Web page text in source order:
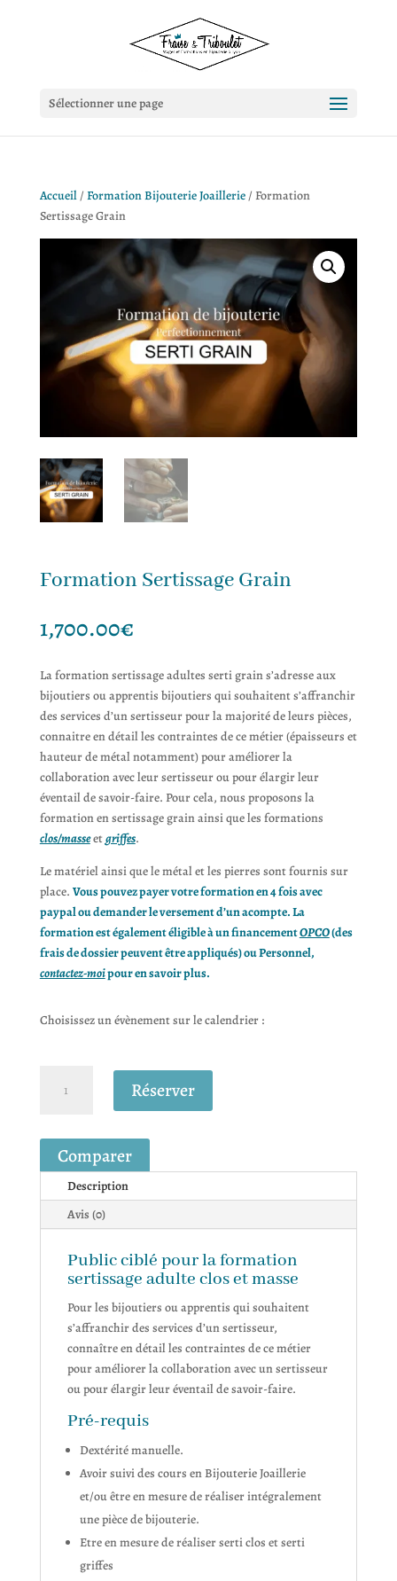
Sélectionner une page
Accueil/ Formation Bijouterie Joaillerie/ Formation
Sertissage Grain
Formation Sertissage Grain
1,700.00€
La formation sertissage adultes serti grain s’adresse aux
bijoutiers ou apprentis bijoutiers qui souhaitent s’affranchir
des services d’un sertisseur pour la majorité de leurs pièces,
connaitre en détail les contraintes de ce métier (épaisseurs et
hauteur de métal notamment) pour améliorer la
collaboration avec leur sertisseur ou pour élargir leur
éventail de savoir-faire. Pour cela, nous proposons la
formation en sertissage grain ainsi que les formations
clos/masseetgriffes.
Le matériel ainsi que le métal et les pierres sont fournis sur
place. Vous pouvez payer votre formation en 4 fois avec
paypal ou demander le versement d’un acompte. La
formation est également éligible à un financementOPCO(des
frais de dossier peuvent être appliqués) ou Personnel,
contactez-moipour en savoir plus.
Choisissez un évènement sur le calendrier :
Sertissage
Grain
Réserver
Comparer
Description
Avis (0)
Public ciblé pour la formation
sertissage adulte clos et masse
Pour les bijoutiers ou apprentis qui souhaitent
s’affranchir des services d’un sertisseur,
connaître en détail les contraintes de ce métier
pour améliorer la collaboration avec un sertisseur
ou pour élargir leur éventail de savoir-faire.
Pré-requis
Dextérité manuelle.
Avoir suivi des cours en Bijouterie Joaillerie
et/ou être en mesure de réaliser intégralement
une pièce de bijouterie.
Etre en mesure de réaliser serti clos et serti
griffes